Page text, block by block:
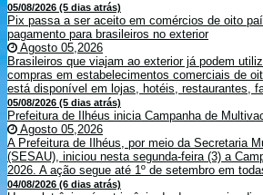
05/08/2026 (5 dias atrás)
Pix passa a ser aceito em comércios de oito
pagamento para brasileiros no exterior
Agosto 05,2026
Brasileiros que viajam ao exterior já podem
compras em estabelecimentos comerciais de
está disponível em lojas, hotéis, restaurantes,
05/08/2026 (5 dias atrás)
Prefeitura de Ilhéus inicia Campanha de
Agosto 05,2026
A Prefeitura de Ilhéus, por meio da Secretaria
(SESAU), iniciou nesta segunda-feira (3) a
2026. A ação segue até 1º de setembro em
04/08/2026 (6 dias atrás)